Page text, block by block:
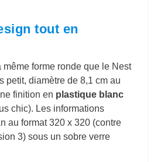
tout en
même forme ronde que le Nest
petit, diamètre de 8,1 cm au
finition en plastique blanc
chic). Les informations
au format 320 x 320 (contre
3) sous un sobre verre